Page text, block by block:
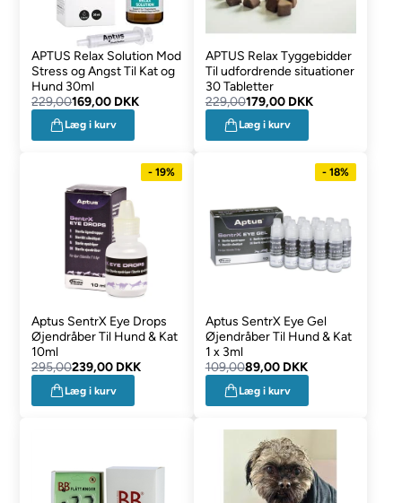
APTUS Relax Solution Mod
Stress og Angst Til Kat og
Hund 30ml
229,00169,00 DKK
Læg i kurv
APTUS Relax Tyggebidder
Til udfordrende situationer
30 Tabletter
229,00179,00 DKK
Læg i kurv
- 19%
Aptus SentrX Eye Drops
Øjendråber Til Hund & Kat
10ml
295,00239,00 DKK
Læg i kurv
- 18%
Aptus SentrX Eye Gel
Øjendråber Til Hund & Kat
1 x 3ml
109,0089,00 DKK
Læg i kurv